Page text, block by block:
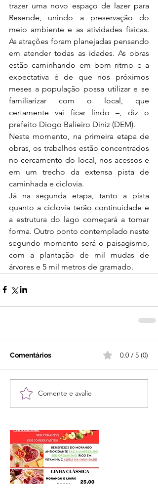
trazer uma novo espaço de lazer para
Resende, unindo a preservação do
meio ambiente e as atividades físicas.
As atrações foram planejadas pensando
em atender todas as idades. As obras
estão caminhando em bom ritmo e a
expectativa é de que nos próximos
meses a população possa utilizar e se
familiarizar com o local, que
certamente vai ficar lindo –, diz o
prefeito Diogo Balieiro Diniz (DEM).
Neste momento, na primeira etapa de
obras, os trabalhos estão concentrados
no cercamento do local, nos acessos e
em um trecho da extensa pista de
caminhada e ciclovia.
Já na segunda etapa, tanto a pista
quanto a ciclovia terão continuidade e
a estrutura do lago começará a tomar
forma. Outro ponto contemplado neste
segundo momento será o paisagismo,
com a plantação de mil mudas de
árvores e 5 mil metros de gramado.
Comentários 0.0 / 5 (0)
Comente e avalie